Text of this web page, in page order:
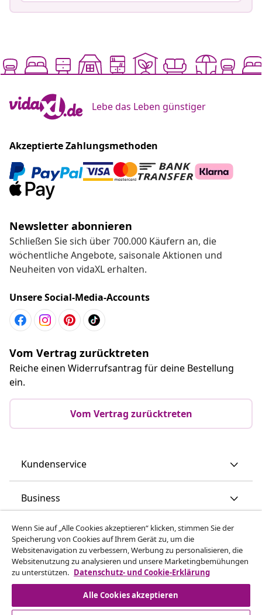
Chatte mit uns
Akzeptierte Zahlungsmethoden
Newsletter abonnieren
Schließen Sie sich über 700.000 Käufern an, die
Neuheiten von vidaXL erhalten.
Unsere Social-Media-Accounts
Vom Vertrag zurücktreten
ein.
vidaXL
Mehr entdecken
Wenn Sie auf „Alle Cookies akzeptieren“ klicken, stimmen Sie der
Speicherung von Cookies auf Ihrem Gerät zu, um die
Websitenavigation zu verbessern, Werbung zu personalisieren, die
Websitenutzung zu analysieren und unsere Marketingbemühungen
zu unterstützen. Datenschutz- und Cookie-Erklärung
Alle Cookies akzeptieren